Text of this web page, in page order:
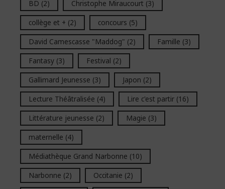
BD (2) Christophe Miraucourt (3)
collège et + (2) concours (5)
David Camescasse "Maddog" (2) Famille (3)
Fantasy (3) Festival (2)
Gallimard Jeunesse (3) Japon (2)
Lecture Théâtralisée (4) Lire c'est partir (16)
Littérature jeunesse (2) Magie (3)
maternelle (4)
Médiathèque Grand Narbonne (10)
Narbonne (2) Occitanie (2)